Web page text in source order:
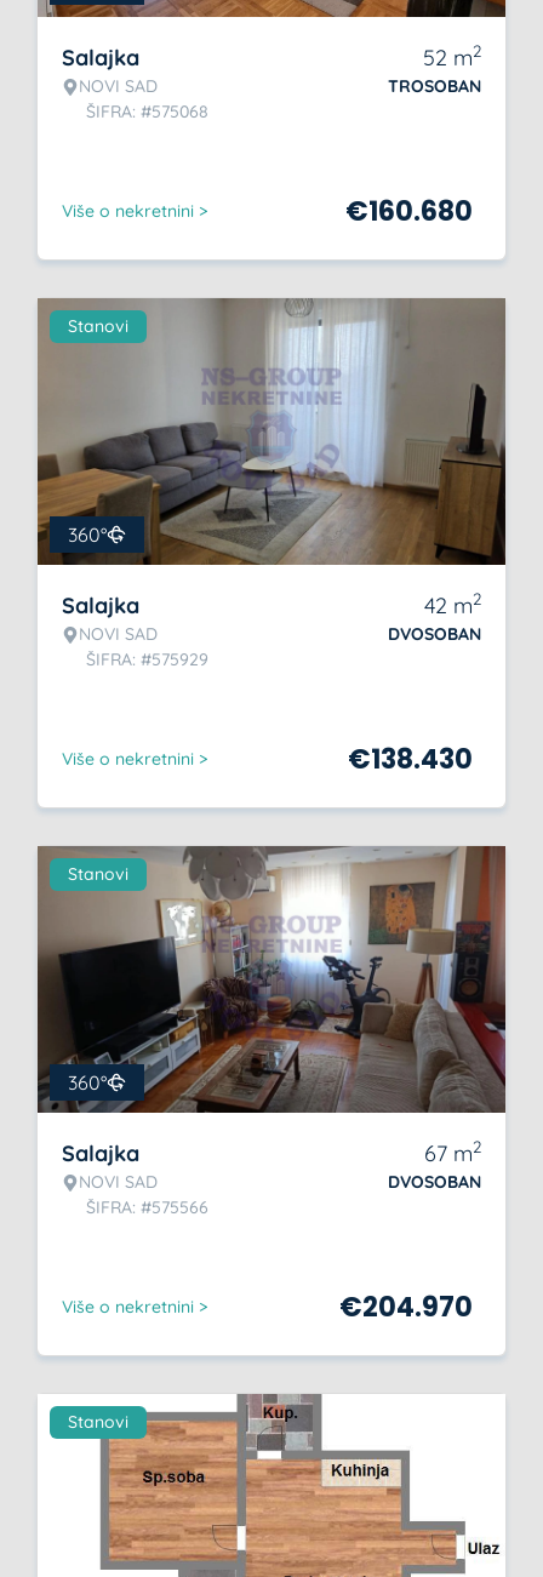
Salajka
NOVI SAD
ŠIFRA: #575068
52 m2
TROSOBAN
Više o nekretnini > €160.680
Stanovi
360°
Salajka
NOVI SAD
ŠIFRA: #575929
42 m2
DVOSOBAN
Više o nekretnini > €138.430
Stanovi
360°
Salajka
NOVI SAD
ŠIFRA: #575566
67 m2
DVOSOBAN
Više o nekretnini > €204.970
Stanovi